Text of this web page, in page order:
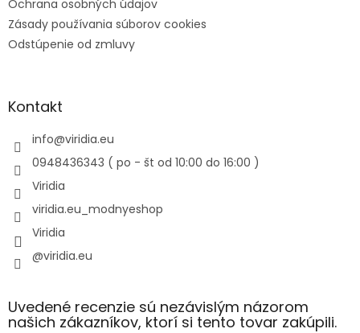
Ochrana osobných údajov
Zásady používania súborov cookies
Odstúpenie od zmluvy
Kontakt
info@viridia.eu
0948436343 ( po - št od 10:00 do 16:00 )
Viridia
viridia.eu_modnyeshop
Viridia
@viridia.eu
Uvedené recenzie sú nezávislým názorom
našich zákazníkov, ktorí si tento tovar zakúpili.